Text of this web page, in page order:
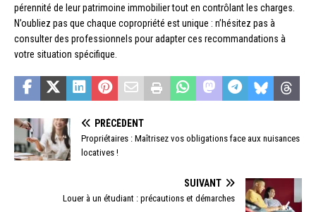
pérennité de leur patrimoine immobilier tout en contrôlant les charges.
N’oubliez pas que chaque copropriété est unique : n’hésitez pas à
consulter des professionnels pour adapter ces recommandations à
votre situation spécifique.
PRÉCÉDENT
Propriétaires : Maîtrisez vos obligations face aux nuisances
locatives !
SUIVANT
Louer à un étudiant : précautions et démarches